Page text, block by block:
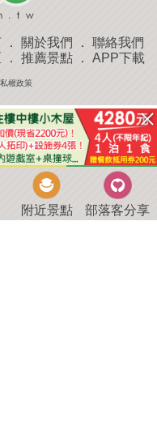
． 關於我們 ． 聯絡我們
． 推薦景點． APP下載
權政策
附近景點 部落客分享